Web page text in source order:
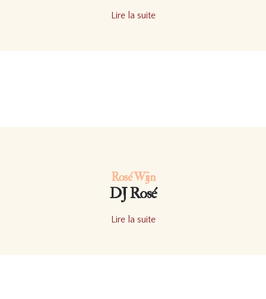
Lire la suite
Rosé Wijn
DJ Rosé
Lire la suite